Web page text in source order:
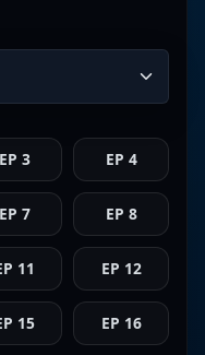
EP 3 EP 4
EP 7 EP 8
11 EP 12
15 EP 16